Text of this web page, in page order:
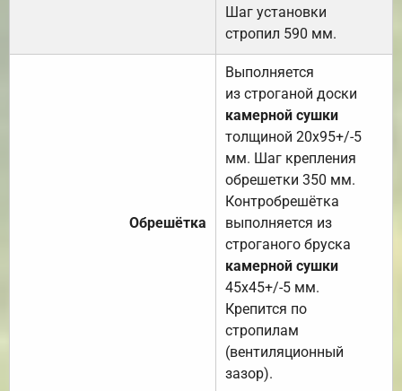
Шаг установки
стропил 590 мм.
Обрешётка
Выполняется
из строганой доски
камерной сушки
толщиной 20х95+/-5
мм. Шаг крепления
обрешетки 350 мм.
Контробрешётка
выполняется из
строганого бруска
камерной сушки
45х45+/-5 мм.
Крепится по
стропилам
(вентиляционный
зазор).